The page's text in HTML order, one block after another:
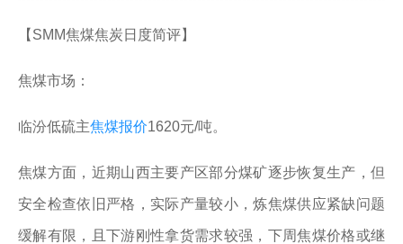
【SMM焦煤焦炭日度简评】
焦煤市场：
临汾低硫主焦煤报价1620元/吨。
焦煤方面，近期山西主要产区部分煤矿逐步恢复生产，但
安全检查依旧严格，实际产量较小，炼焦煤供应紧缺问题
缓解有限，且下游刚性拿货需求较强，下周焦煤价格或继